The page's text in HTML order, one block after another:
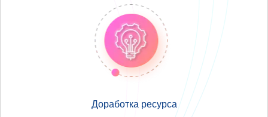
Доработка ресурса